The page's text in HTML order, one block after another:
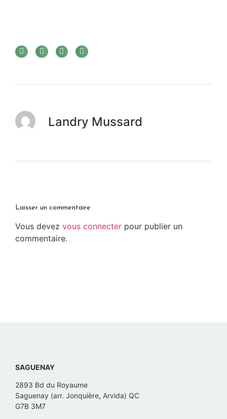
Landry Mussard
Laisser un commentaire
Vous devez vous connecter pour publier un
commentaire.
SAGUENAY
2893 Bd du Royaume
Saguenay (arr. Jonquière, Arvida) QC
G7B 3M7